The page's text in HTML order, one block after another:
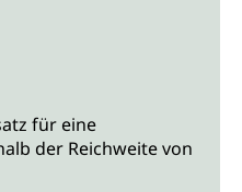
für eine
der Reichweite von